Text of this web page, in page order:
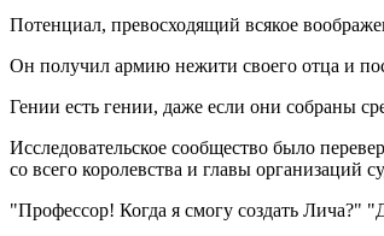
Потенциал, превосходящий всякое
Он получил армию нежити своего отца и
Гении есть гении, даже если они собраны
Исследовательское сообщество было
со всего королевства и главы организаций
"Профессор! Когда я смогу создать Лича?"